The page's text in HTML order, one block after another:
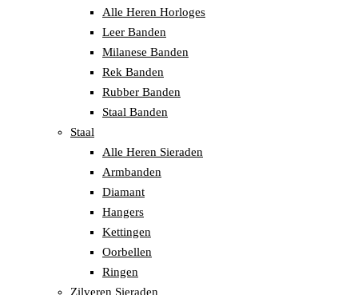
Alle Heren Horloges
Leer Banden
Milanese Banden
Rek Banden
Rubber Banden
Staal Banden
Staal
Alle Heren Sieraden
Armbanden
Diamant
Hangers
Kettingen
Oorbellen
Ringen
Zilveren Sieraden